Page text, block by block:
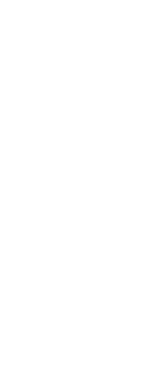
集『おぎ